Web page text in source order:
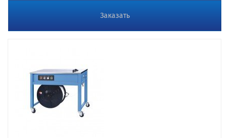
Заказать